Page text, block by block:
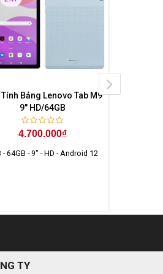
Tính Bảng Lenovo Tab M9
9" HD/64GB
4.700.000₫
- 64GB - 9" - HD - Android 12
Máy Tính
TY